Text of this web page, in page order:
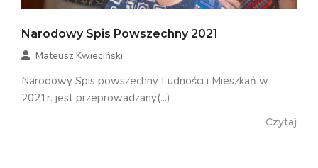
Narodowy Spis Powszechny 2021
Mateusz Kwieciński
Narodowy Spis powszechny Ludności i Mieszkań w
2021r. jest przeprowadzany(...)
Czytaj